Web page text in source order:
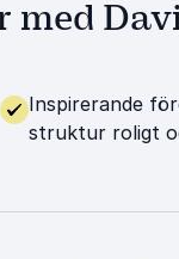
med
Inspirerande
struktur roligt